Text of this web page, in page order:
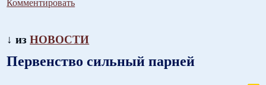
Комментировать
↓ изНОВОСТИ
Первенство сильный парней